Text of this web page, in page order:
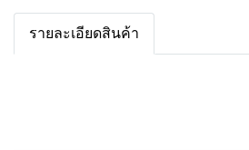
รายละเอียดสินค้า